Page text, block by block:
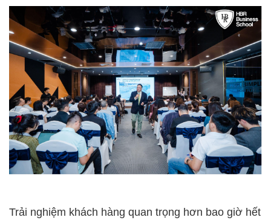
Trải nghiệm khách hàng quan trọng hơn bao giờ hết